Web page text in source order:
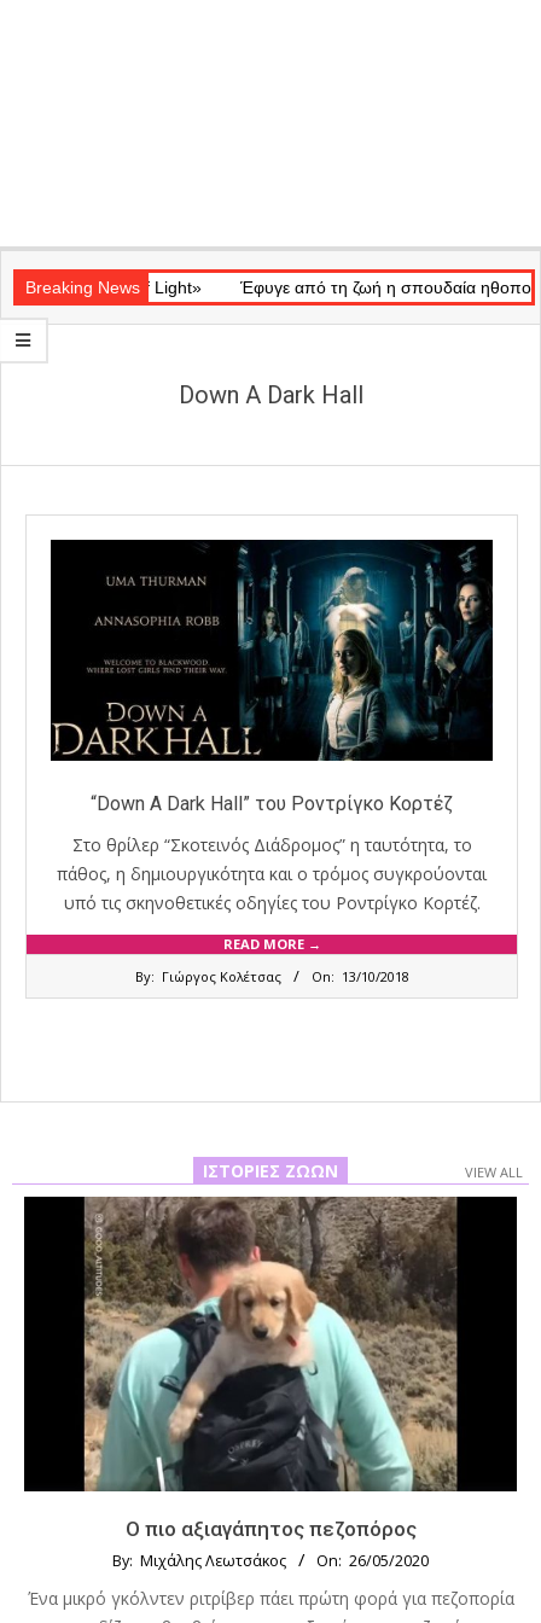
Navigation
Menu
Breaking News
«Ray of Light» Έφυγε από τη ζωή η σπουδαία ηθοποιός
Down A Dark Hall
“Down A Dark Hall” του Ροντρίγκο Κορτέζ
Στο θρίλερ “Σκοτεινός Διάδρομος” η ταυτότητα, το
πάθος, η δημιουργικότητα και ο τρόμος συγκρούονται
υπό τις σκηνοθετικές οδηγίες του Ροντρίγκο Κορτέζ.
READ MORE →
By: Γιώργος Κολέτσας On: 13/10/2018
ΙΣΤΟΡΊΕΣ ΖΏΩΝ VIEW ALL
Ο πιο αξιαγάπητος πεζοπόρος
By: Μιχάλης Λεωτσάκος On: 26/05/2020
Ένα μικρό γκόλντεν ριτρίβερ πάει πρώτη φορά για πεζοπορία